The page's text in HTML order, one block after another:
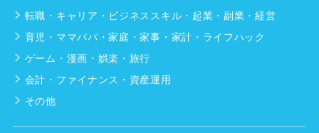
転職・キャリア・ビジネススキル・起業・副業・経営
育児・ママパパ・家庭・家事・家計・ライフハック
ゲーム・漫画・娯楽・旅行
会計・ファイナンス・資産運用
その他